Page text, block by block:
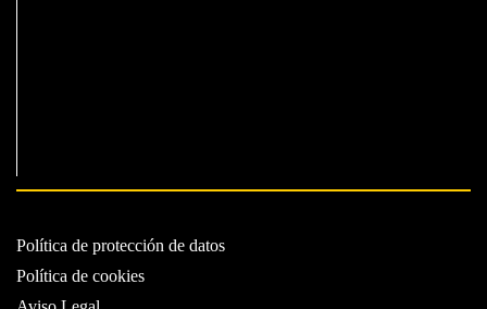
Política de protección de datos
Política de cookies